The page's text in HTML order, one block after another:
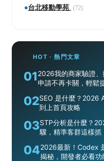
●台北移動學苑 (72)
HOT · 熱門文章
012026我的商家驗證
申請不再卡關，輕鬆
02SEO 是什麼？2026
到上首頁攻略
03STP分析是什麼？
驟，精準客群這樣
042026最新！Codex
揭秘，開發者必看功